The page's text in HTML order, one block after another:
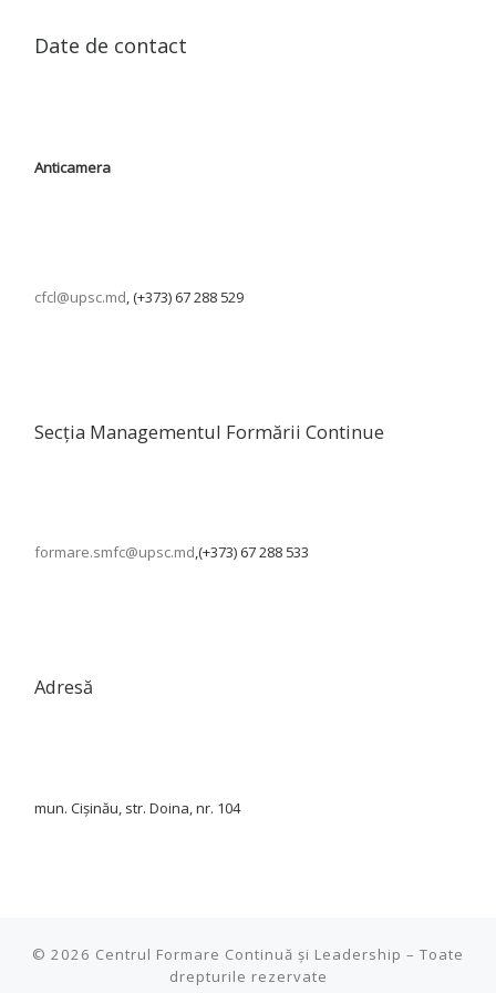
Date de contact
Anticamera
cfcl@upsc.md, (+373) 67 288 529
Secția Managementul Formării Continue
formare.smfc@upsc.md,(+373) 67 288 533
Adresă
mun. Cișinău, str. Doina, nr. 104
© 2026 Centrul Formare Continuă și Leadership – Toate
drepturile rezervate